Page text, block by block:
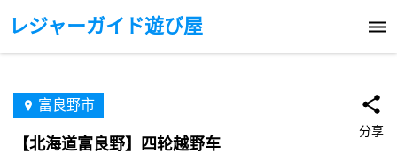
レジャーガイド遊び屋
富良野市
【北海道富良野】四轮越野车
分享